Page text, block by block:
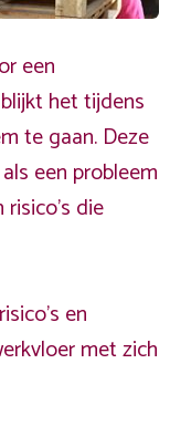
een
het tijdens
te gaan. Deze
een probleem
risico's die
en
met zich